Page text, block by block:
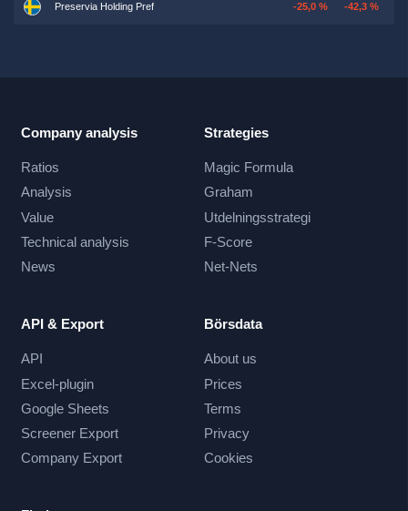
Preservia Holding Pref -25,0 % -42,3 %
Company analysis
Ratios
Analysis
Value
Technical analysis
News
Strategies
Magic Formula
Graham
Utdelningsstrategi
F-Score
Net-Nets
API & Export
API
Excel-plugin
Google Sheets
Screener Export
Company Export
Börsdata
About us
Prices
Terms
Privacy
Cookies